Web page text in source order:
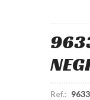
Ref.: